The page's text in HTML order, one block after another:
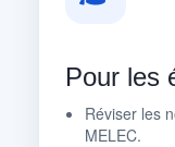
Pour les
Réviser les
MELEC.